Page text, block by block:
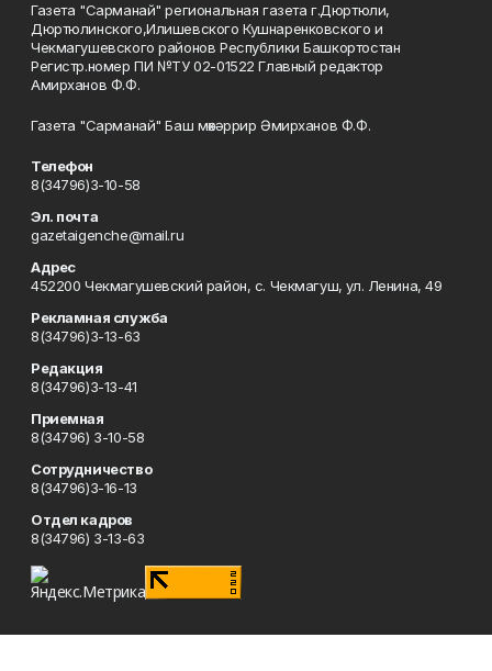
Газета "Сарманай" региональная газета г.Дюртюли,
Дюртюлинского,Илишевского Кушнаренковского и
Чекмагушевского районов Республики Башкортостан
Регистр.номер ПИ №ТУ 02-01522 Главный редактор
Амирханов Ф.Ф.
Газета "Сарманай" Баш мөхәррир Әмирханов Ф.Ф.
Телефон
8(34796)3-10-58
Эл. почта
gazetaigenche@mail.ru
Адрес
452200 Чекмагушевский район, с. Чекмагуш, ул. Ленина, 49
Рекламная служба
8(34796)3-13-63
Редакция
8(34796)3-13-41
Приемная
8(34796) 3-10-58
Сотрудничество
8(34796)3-16-13
Отдел кадров
8(34796) 3-13-63